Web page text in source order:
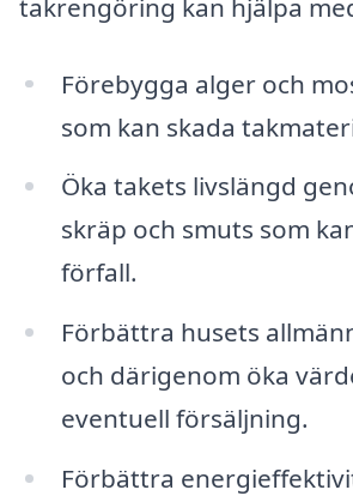
takrengöring kan hjälpa
Förebygga alger och
som kan skada
Öka takets livslängd
skräp och smuts som
förfall.
Förbättra husets
och därigenom öka
eventuell försäljning.
Förbättra